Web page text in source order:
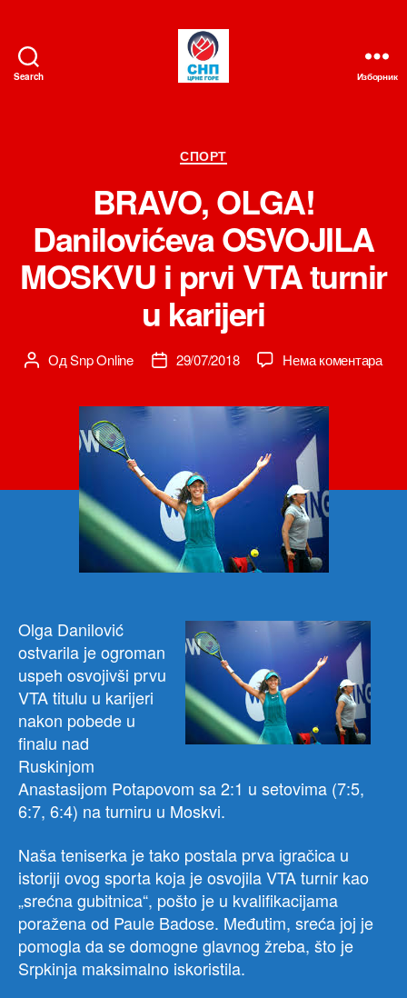
Search Изборник
Категорије
СПОРТ
BRAVO, OLGA!
Danilovićeva OSVOJILA
MOSKVU i prvi VTA turnir
u karijeri
Аутор
ОдSnp Online
Датум29/07/2018 Нема коментарана
Olga Danilović
ostvarila je ogroman
uspeh osvojivši prvu
VTA titulu u karijeri
nakon pobede u
finalu nad
Ruskinjom
Anastasijom Potapovom sa 2:1 u setovima (7:5,
6:7, 6:4) na turniru u Moskvi.
Naša teniserka je tako postala prva igračica u
istoriji ovog sporta koja je osvojila VTA turnir kao
„srećna gubitnica“, pošto je u kvalifikacijama
poražena od Paule Badose. Međutim, sreća joj je
pomogla da se domogne glavnog žreba, što je
Srpkinja maksimalno iskoristila.